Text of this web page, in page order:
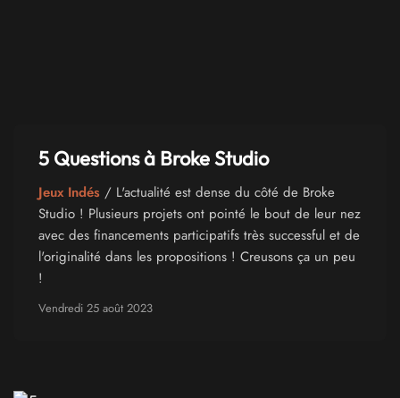
5 Questions à Broke Studio
Jeux Indés / L'actualité est dense du côté de Broke
Studio ! Plusieurs projets ont pointé le bout de leur nez
avec des financements participatifs très successful et de
l'originalité dans les propositions ! Creusons ça un peu
!
Vendredi 25 août 2023